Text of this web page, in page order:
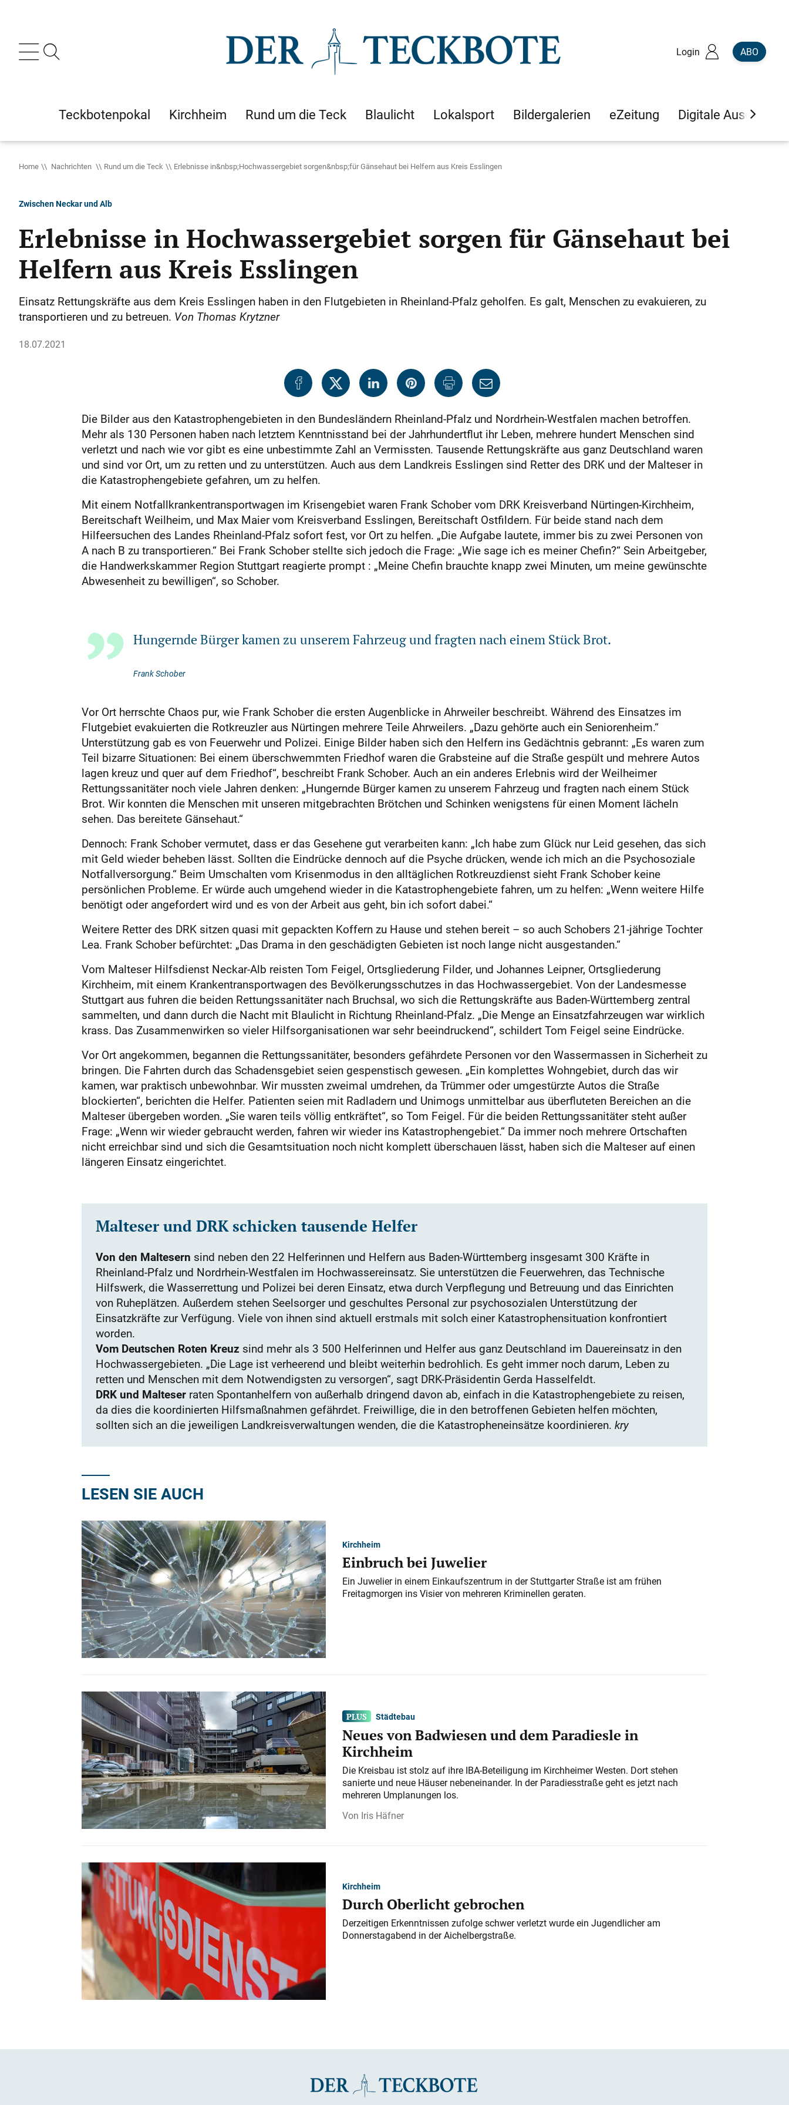
Login ABO
Teckbotenpokal Kirchheim Rund um die Teck Blaulicht Lokalsport Bildergalerien eZeitung Digitale Ausgaben
Home Nachrichten Rund um die Teck Erlebnisse in&nbsp;Hochwassergebiet sorgen&nbsp;für Gänsehaut bei Helfern aus Kreis Esslingen
Zwischen Neckar und Alb
Erlebnisse in Hochwassergebiet sorgen für Gänsehaut bei
Helfern aus Kreis Esslingen
Einsatz Rettungskräfte aus dem Kreis Esslingen haben in den Flutgebieten in Rheinland-Pfalz geholfen. Es galt, Menschen zu evakuieren, zu
transportieren und zu betreuen. Von Thomas Krytzner
18.07.2021
Die Bilder aus den Katastrophengebieten in den Bundesländern Rheinland-Pfalz und Nordrhein-Westfalen machen betroffen.
Mehr als 130 Personen haben nach letztem Kenntnisstand bei der Jahrhundertflut ihr Leben, mehrere hundert Menschen sind
verletzt und nach wie vor gibt es eine unbestimmte Zahl an Vermissten. Tausende Rettungskräfte aus ganz Deutschland waren
und sind vor Ort, um zu retten und zu unterstützen. Auch aus dem Landkreis Esslingen sind Retter des DRK und der Malteser in
die Katastrophengebiete gefahren, um zu helfen.
Mit einem Notfallkrankentransportwagen im Krisengebiet waren Frank Schober vom DRK Kreisverband Nürtingen-Kirchheim,
Bereitschaft Weilheim, und Max Maier vom Kreisverband Esslingen, Bereitschaft Ostfildern. Für beide stand nach dem
Hilfeersuchen des Landes Rheinland-Pfalz sofort fest, vor Ort zu helfen. „Die Aufgabe lautete, immer bis zu zwei Personen von
A nach B zu transportieren.“ Bei Frank Schober stellte sich jedoch die Frage: „Wie sage ich es meiner Chefin?“ Sein Arbeitgeber,
die Handwerkskammer Region Stuttgart reagierte prompt : „Meine Chefin brauchte knapp zwei Minuten, um meine gewünschte
Abwesenheit zu bewilligen“, so Schober.
Hungernde Bürger kamen zu unserem Fahrzeug und fragten nach einem Stück Brot.
Frank Schober
Vor Ort herrschte Chaos pur, wie Frank Schober die ersten Augenblicke in Ahrweiler beschreibt. Während des Einsatzes im
Flutgebiet evakuierten die Rotkreuzler aus Nürtingen mehrere Teile Ahrweilers. „Dazu gehörte auch ein Seniorenheim.“
Unterstützung gab es von Feuerwehr und Polizei. Einige Bilder haben sich den Helfern ins Gedächtnis gebrannt: „Es waren zum
Teil bizarre Situationen: Bei einem überschwemmten Friedhof waren die Grabsteine auf die Straße gespült und mehrere Autos
lagen kreuz und quer auf dem Friedhof“, beschreibt Frank Schober. Auch an ein anderes Erlebnis wird der Weilheimer
Rettungssanitäter noch viele Jahren denken: „Hungernde Bürger kamen zu unserem Fahrzeug und fragten nach einem Stück
Brot. Wir konnten die Menschen mit unseren mitgebrachten Brötchen und Schinken wenigstens für einen Moment lächeln
sehen. Das bereitete Gänsehaut.“
Dennoch: Frank Schober vermutet, dass er das Gesehene gut verarbeiten kann: „Ich habe zum Glück nur Leid gesehen, das sich
mit Geld wieder beheben lässt. Sollten die Eindrücke dennoch auf die Psyche drücken, wende ich mich an die Psychosoziale
Notfallversorgung.“ Beim Umschalten vom Krisenmodus in den alltäglichen Rotkreuzdienst sieht Frank Schober keine
persönlichen Probleme. Er würde auch umgehend wieder in die Katastrophengebiete fahren, um zu helfen: „Wenn weitere Hilfe
benötigt oder angefordert wird und es von der Arbeit aus geht, bin ich sofort dabei.“
Weitere Retter des DRK sitzen quasi mit gepackten Koffern zu Hause und stehen bereit – so auch Schobers 21-jährige Tochter
Lea. Frank Schober befürchtet: „Das Drama in den geschädigten Gebieten ist noch lange nicht ausgestanden.“
Vom Malteser Hilfsdienst Neckar-Alb reisten Tom Feigel, Ortsgliederung Filder, und Johannes Leipner, Ortsgliederung
Kirchheim, mit einem Krankentransportwagen des Bevölkerungsschutzes in das Hochwassergebiet. Von der Landesmesse
Stuttgart aus fuhren die beiden Rettungssanitäter nach Bruchsal, wo sich die Rettungskräfte aus Baden-Württemberg zentral
sammelten, und dann durch die Nacht mit Blaulicht in Richtung Rheinland-Pfalz. „Die Menge an Einsatzfahrzeugen war wirklich
krass. Das Zusammenwirken so vieler Hilfsorganisationen war sehr beeindruckend“, schildert Tom Feigel seine Eindrücke.
Vor Ort angekommen, begannen die Rettungssanitäter, besonders gefährdete Personen vor den Wassermassen in Sicherheit zu
bringen. Die Fahrten durch das Schadensgebiet seien gespenstisch gewesen. „Ein komplettes Wohngebiet, durch das wir
kamen, war praktisch unbewohnbar. Wir mussten zweimal umdrehen, da Trümmer oder umgestürzte Autos die Straße
blockierten“, berichten die Helfer. Patienten seien mit Radladern und Unimogs unmittelbar aus überfluteten Bereichen an die
Malteser übergeben worden. „Sie waren teils völlig entkräftet“, so Tom Feigel. Für die beiden Rettungssanitäter steht außer
Frage: „Wenn wir wieder gebraucht werden, fahren wir wieder ins Katastrophengebiet.“ Da immer noch mehrere Ortschaften
nicht erreichbar sind und sich die Gesamtsituation noch nicht komplett überschauen lässt, haben sich die Malteser auf einen
längeren Einsatz eingerichtet.
Malteser und DRK schicken tausende Helfer
Von den Maltesern sind neben den 22 Helferinnen und Helfern aus Baden-Württemberg insgesamt 300 Kräfte in
Rheinland-Pfalz und Nordrhein-Westfalen im Hochwassereinsatz. Sie unterstützen die Feuerwehren, das Technische
Hilfswerk, die Wasserrettung und Polizei bei deren Einsatz, etwa durch Verpflegung und Betreuung und das Einrichten
von Ruheplätzen. Außerdem stehen Seelsorger und geschultes Personal zur psychosozialen Unterstützung der
Einsatzkräfte zur Verfügung. Viele von ihnen sind aktuell erstmals mit solch einer Katastrophensituation konfrontiert
worden.
Vom Deutschen Roten Kreuz sind mehr als 3 500 Helferinnen und Helfer aus ganz Deutschland im Dauereinsatz in den
Hochwassergebieten. „Die Lage ist verheerend und bleibt weiterhin bedrohlich. Es geht immer noch darum, Leben zu
retten und Menschen mit dem Notwendigsten zu versorgen“, sagt DRK-Präsidentin Gerda Hasselfeldt.
DRK und Malteserraten Spontanhelfern von außerhalb dringend davon ab, einfach in die Katastrophengebiete zu reisen,
da dies die koordinierten Hilfsmaßnahmen gefährdet. Freiwillige, die in den betroffenen Gebieten helfen möchten,
sollten sich an die jeweiligen Landkreisverwaltungen wenden, die die Katastropheneinsätze koordinieren. kry
LESEN SIE AUCH
Kirchheim
Einbruch bei Juwelier
Ein Juwelier in einem Einkaufszentrum in der Stuttgarter Straße ist am frühen
Freitagmorgen ins Visier von mehreren Kriminellen geraten.
Städtebau
Neues von Badwiesen und dem Paradiesle in
Kirchheim
Die Kreisbau ist stolz auf ihre IBA-Beteiligung im Kirchheimer Westen. Dort stehen
sanierte und neue Häuser nebeneinander. In der Paradiesstraße geht es jetzt nach
mehreren Umplanungen los.
Iris Häfner
Kirchheim
Durch Oberlicht gebrochen
Derzeitigen Erkenntnissen zufolge schwer verletzt wurde ein Jugendlicher am
Donnerstagabend in der Aichelbergstraße.